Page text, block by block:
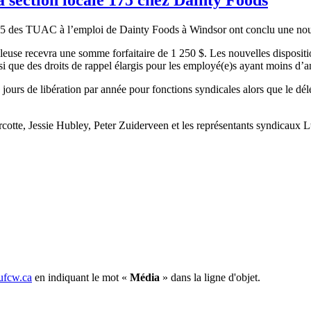
des TUAC à l’emploi de Dainty Foods à Windsor ont conclu une
recevra une somme forfaitaire de 1 250 $. Les nouvelles
des droits de rappel élargis pour les employé(e)s ayant moins
de libération par année pour fonctions syndicales alors que le
Jessie Hubley, Peter Zuiderveen et les représentants syndicaux
en indiquant le mot « Média » dans la ligne d'objet.